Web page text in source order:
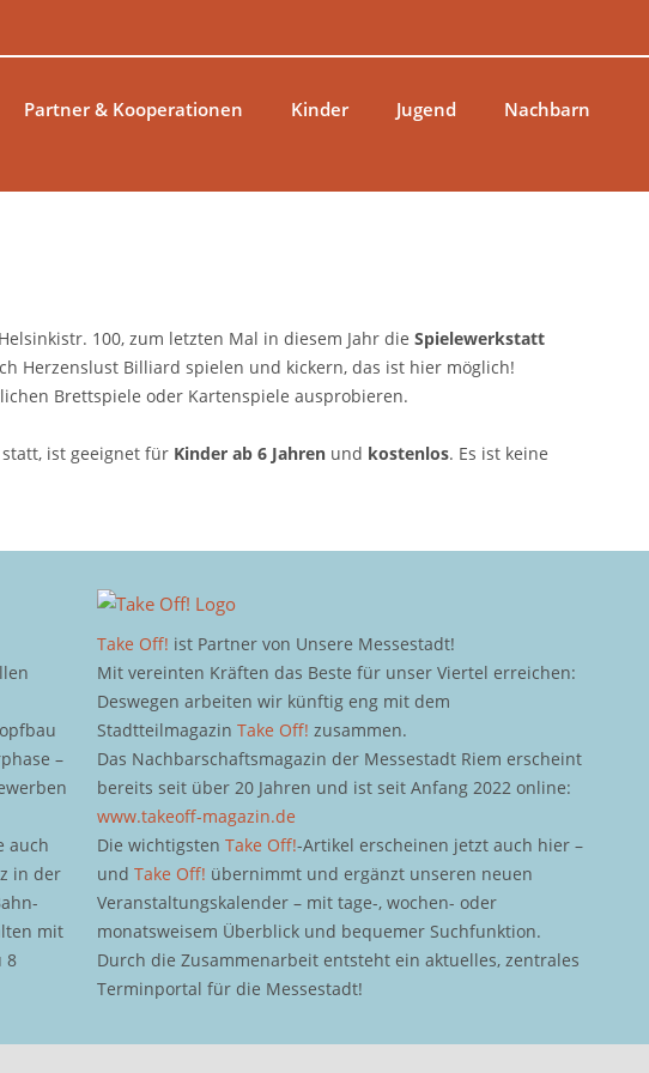
Partner & Kooperationen Kinder Jugend Nachbarn
100, zum letzten Mal in diesem Jahr die Spielewerkstatt
Herzenslust Billiard spielen und kickern, das ist hier möglich!
Brettspiele oder Kartenspiele ausprobieren.
statt, ist geeignet für Kinder ab 6 Jahrenund kostenlos. Es ist keine
–
auch
in der
mit
8
Take Off! ist Partner von Unsere Messestadt!
Mit vereinten Kräften das Beste für unser Viertel erreichen:
Deswegen arbeiten wir künftig eng mit dem
StadtteilmagazinTake Off! zusammen.
Das Nachbarschaftsmagazin der Messestadt Riem erscheint
bereits seit über 20 Jahren und ist seit Anfang 2022 online:
www.takeoff-magazin.de
Die wichtigstenTake Off!-Artikel erscheinen jetzt auch hier –
undTake Off! übernimmt und ergänzt unseren neuen
Veranstaltungskalender – mit tage-, wochen- oder
monatsweisem Überblick und bequemer Suchfunktion.
Durch die Zusammenarbeit entsteht ein aktuelles, zentrales
Terminportal für die Messestadt!